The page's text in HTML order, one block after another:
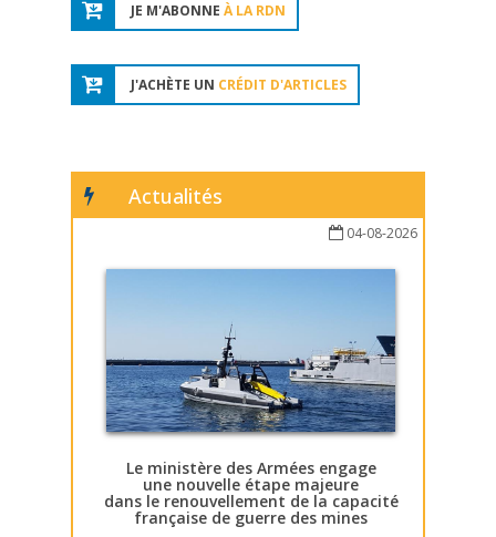
JE M'ABONNE À LA RDN
J'ACHÈTE UN CRÉDIT D'ARTICLES
Actualités
04-08-2026
Le ministère des Armées engage
une nouvelle étape majeure
dans le renouvellement de la capacité
française de guerre des mines